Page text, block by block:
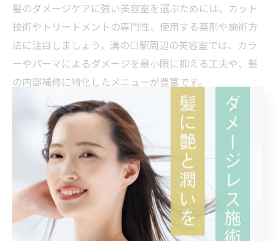
髪のダメージケアに強い美容室を選ぶためには、カット
技術やトリートメントの専門性、使用する薬剤や施術方
法に注目しましょう。溝の口駅周辺の美容室では、カラ
ーやパーマによるダメージを最小限に抑える工夫や、髪
の内部補修に特化したメニューが豊富です。
例えば、イルミナカラーやブリーチなどのカラー施術で
も、髪への負担を軽減するトリートメントを併用するこ
とで、ツヤや手触りが格段にアップします。さらに、経
験豊富なスタイリストが髪質やダメージ度合いを見極
め、最適なケアプランを提案してくれる点も魅力です。
ダメージケアの成功例としては、施術前後で髪のまとま
りや指通りが改善されたという声が多く、定期的なケア